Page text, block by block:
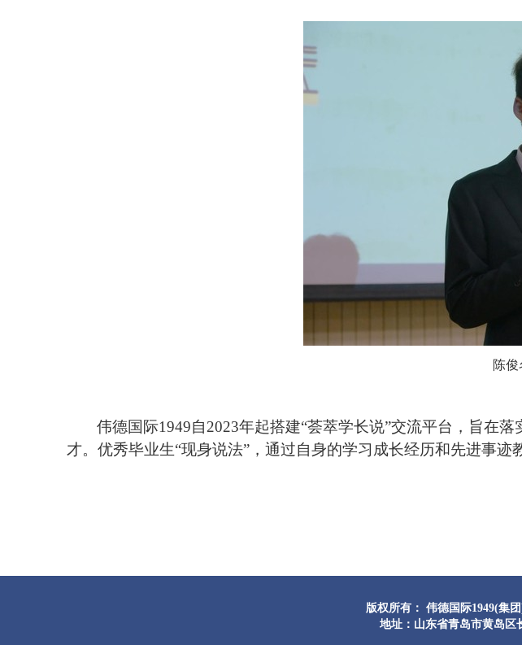
陈
伟德国际1949自2023年起搭建“荟萃学长说”交流平台，旨在
才。优秀毕业生“现身说法”，通过自身的学习成长经历和先进事
版权所有： 伟德国际1949(集
地址：山东省青岛市黄岛区